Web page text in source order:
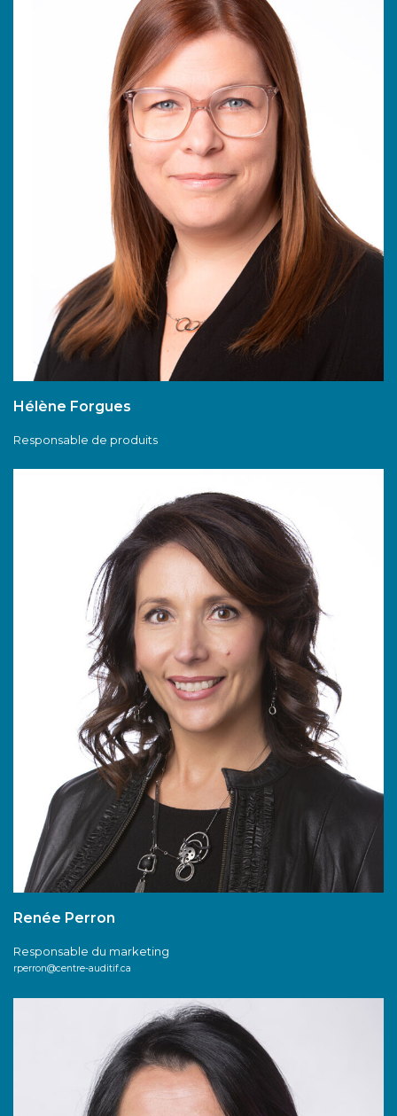
Hélène Forgues
Responsable de produits
Renée Perron
Responsable du marketing
rperron@centre-auditif.ca